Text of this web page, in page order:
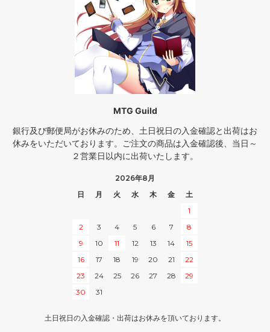
MTG Guild
銀行及び郵便局がお休みのため、土日祝日の入金確認と出荷はお
休みをいただいております。ご注文の商品は入金確認後、当日～
２営業日以内に出荷いたします。
2026年8月
日
月 火 水 木 金
土
1
2
3 4 5 6 7
8
9
10 11 12 13 14
15
16
17 18 19 20 21
22
23
24 25 26 27 28
29
30
31
土日祝日の入金確認・出荷はお休みを頂いております。